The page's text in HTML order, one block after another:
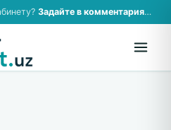
Задайте в комментариях — ответим!